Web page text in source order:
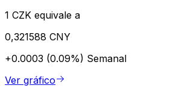
1 CZK equivale a
0,321588 CNY
+0.0003 (0.09%) Semanal
Ver gráfico